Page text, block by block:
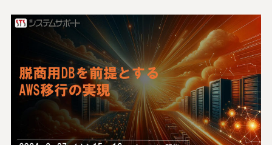
採用情報
ビジネスパートナーの皆様へ
Microsoft Base Kanazawa
システムサポート胡蝶蘭オンラインショップ